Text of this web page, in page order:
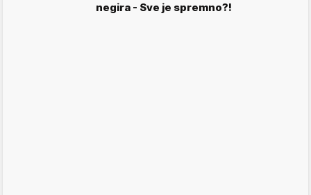
negira - Sve je spremno?!